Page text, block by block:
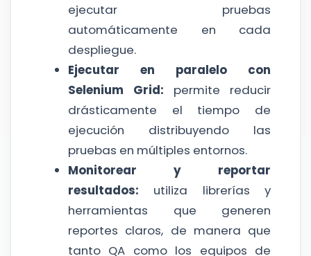
ejecutar pruebas
automáticamente en cada
despliegue.
Ejecutar en paralelo con
Selenium Grid: permite reducir
drásticamente el tiempo de
ejecución distribuyendo las
pruebas en múltiples entornos.
Monitorear y reportar
resultados: utiliza librerías y
herramientas que generen
reportes claros, de manera que
tanto QA como los equipos de